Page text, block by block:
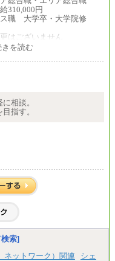
310,000円
ス職 大学卒・大学院修
はございません
を読む
相談。
指す。
索]
ネットワーク）関連
シェ